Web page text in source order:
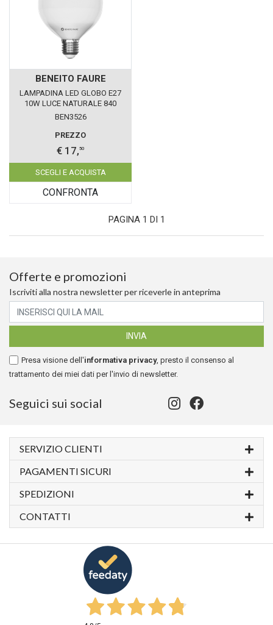
BENEITO FAURE
LAMPADINA LED GLOBO E27
10W LUCE NATURALE 840
BENEITO FAURE
BEN3526
PREZZO
€ 17,50
SCEGLI E ACQUISTA
CONFRONTA
PAGINA 1 DI 1
Offerte e promozioni
Iscriviti alla nostra newsletter per riceverle in anteprima
Presa visione dell'informativa privacy, presto il consenso al
trattamento dei miei dati per l'invio di newsletter.
Seguici sui social
SERVIZIO CLIENTI
PAGAMENTI SICURI
SPEDIZIONI
CONTATTI